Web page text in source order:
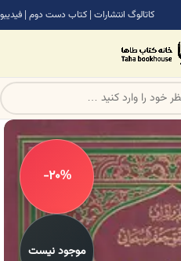
کاتالوگ انتشارات | کتاب دست دوم | فیدیبو
-20%
موجود نیست